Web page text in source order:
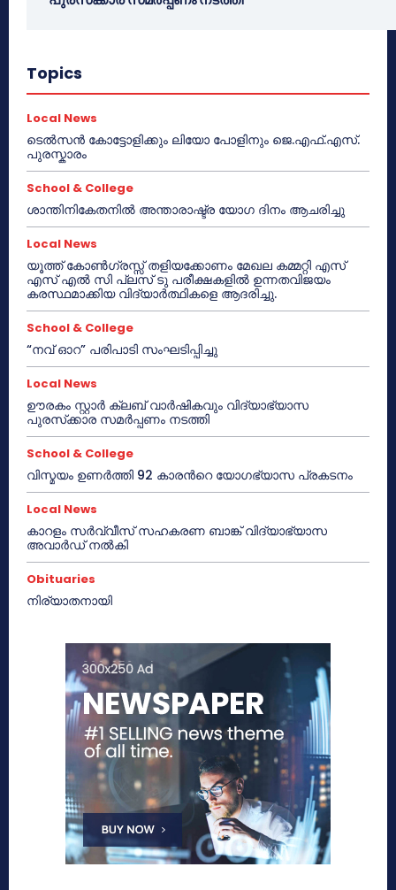
Topics
Local News
ടെൽസൻ കോട്ടോളിക്കും ലിയോ പോളിനും ജെ.എഫ്.എസ്.
പുരസ്കാരം
School & College
ശാന്തിനികേതനിൽ അന്താരാഷ്ട്ര യോഗ ദിനം ആചരിച്ചു
Local News
യൂത്ത് കോൺഗ്രസ്സ് തളിയക്കോണം മേഖല കമ്മറ്റി എസ്
എസ് എൽ സി പ്ലസ് ടു പരീക്ഷകളിൽ ഉന്നതവിജയം
കരസ്ഥമാക്കിയ വിദ്യാർത്ഥികളെ ആദരിച്ചു.
School & College
“നവ് ഓറ” പരിപാടി സംഘടിപ്പിച്ചു
Local News
ഊരകം സ്റ്റാർ ക്ലബ് വാർഷികവും വിദ്യാഭ്യാസ
പുരസ്‌ക്കാര സമർപ്പണം നടത്തി
School & College
വിസ്മയം ഉണർത്തി 92 കാരൻറെ യോഗഭ്യാസ പ്രകടനം
Local News
കാറളം സർവ്വീസ് സഹകരണ ബാങ്ക് വിദ്യാഭ്യാസ
അവാർഡ് നൽകി
Obituaries
നിര്യാതനായി